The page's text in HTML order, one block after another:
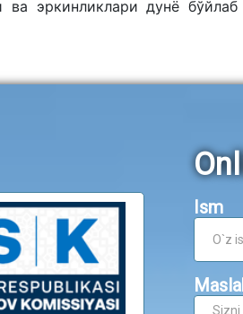
ва эркинликлари дунё
Ism